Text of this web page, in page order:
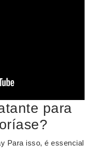
para
Para isso, é essencial